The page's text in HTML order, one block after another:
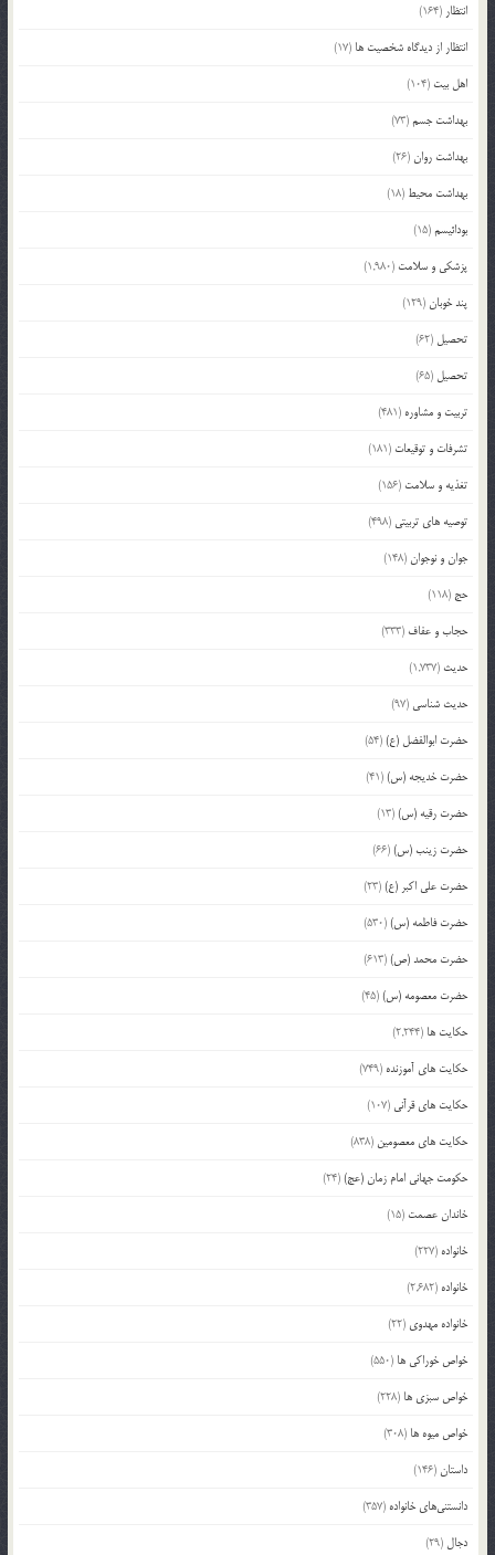
انتظار (164)
انتظار از دیدگاه شخصیت ها (17)
اهل بیت (104)
بهداشت جسم(73)
بهداشت روان(26)
بهداشت محیط (18)
بودائیسم(15)
پزشکی و سلامت (1,980)
پند خوبان(129)
تحصیل (62)
تحصیل (65)
تربیت و مشاوره (481)
تشرفات و توقیعات (181)
تغذیه و سلامت (156)
توصیه های تربیتی (498)
جوان و نوجوان(148)
حج (118)
حجاب و عفاف (333)
حدیث (1,737)
حدیث شناسی (97)
حضرت ابوالفضل (ع)(54)
حضرت خدیجه (س)(41)
حضرت رقیه (س)(13)
حضرت زینب (س)(66)
حضرت علی اکبر (ع)(23)
حضرت فاطمه (س)(530)
حضرت محمد (ص)(613)
حضرت معصومه (س)(45)
حکایت ها (2,244)
حکایت های آموزنده (749)
حکایت های قرآنی (107)
حکایت های معصومین (838)
حکومت جهانی امام زمان (عج)(24)
خاندان عصمت (15)
خانواده (227)
خانواده (2,682)
خانواده مهدوی (22)
خواص خوراکی ها (550)
خواص سبزی ها (228)
خواص میوه ها (308)
داستان(146)
دانستنی‌های خانواده (357)
دجال (29)